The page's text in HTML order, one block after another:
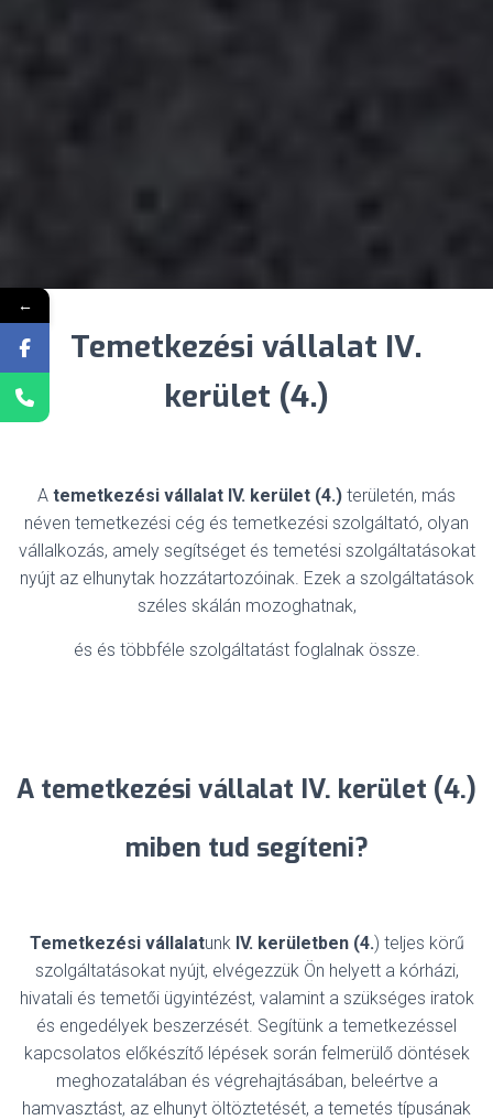
Temetkezési vállalat IV.
kerület (4.)
A temetkezési vállalat IV. kerület (4.) területén, más
néven temetkezési cég és temetkezési szolgáltató, olyan
vállalkozás, amely segítséget és temetési szolgáltatásokat
nyújt az elhunytak hozzátartozóinak. Ezek a szolgáltatások
széles skálán mozoghatnak,
és és többféle szolgáltatást foglalnak össze.
A temetkezési vállalat IV. kerület (4.)
miben tud segíteni?
Temetkezési vállalatunk IV. kerületben (4.) teljes körű
szolgáltatásokat nyújt, elvégezzük Ön helyett a kórházi,
hivatali és temetői ügyintézést, valamint a szükséges iratok
és engedélyek beszerzését. Segítünk a temetkezéssel
kapcsolatos előkészítő lépések során felmerülő döntések
meghozatalában és végrehajtásában, beleértve a
hamvasztást, az elhunyt öltöztetését, a temetés típusának
←